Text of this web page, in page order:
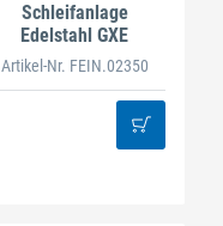
Schleifanlage
Edelstahl GXE
Artikel-Nr. FEIN.02350